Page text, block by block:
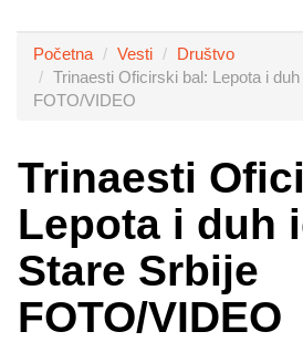
Početna Vesti
Društvo
Trinaesti Oficirski bal: Lepota i
FOTO/VIDEO
Trinaesti
Lepota i duh
Stare Srbije
FOTO/VIDEO